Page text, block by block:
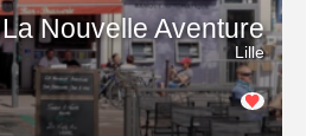
La Nouvelle Aventure
Lille